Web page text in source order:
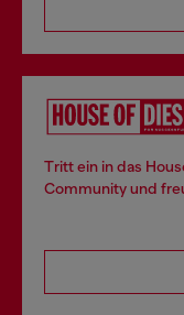
Tritt ein in das
Community und